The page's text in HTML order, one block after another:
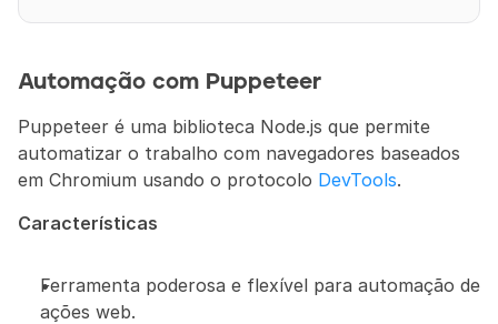
Automação com Puppeteer
Puppeteer é uma biblioteca Node.js que permite
automatizar o trabalho com navegadores baseados
em Chromium usando o protocolo DevTools.
Características
Ferramenta poderosa e flexível para automação de
ações web.